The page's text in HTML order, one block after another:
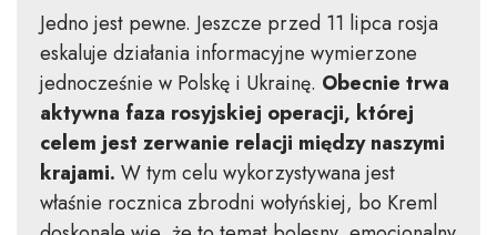
Jedno jest pewne. Jeszcze przed 11 lipca rosja
eskaluje działania informacyjne wymierzone
jednocześnie w Polskę i Ukrainę. Obecnie trwa
aktywna faza rosyjskiej operacji, której
celem jest zerwanie relacji między naszymi
krajami. W tym celu wykorzystywana jest
właśnie rocznica zbrodni wołyńskiej, bo Kreml